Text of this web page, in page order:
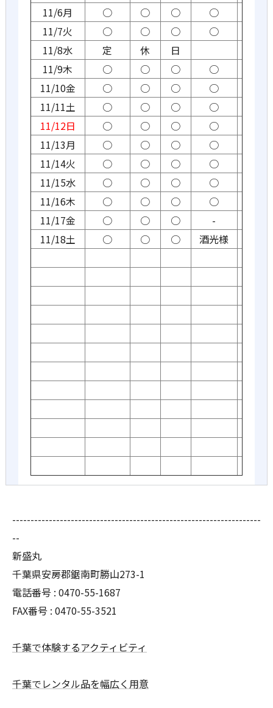
11/6月
○ ○ ○
○
11/7火
○ ○ ○
○
11/8水
定 休
日
11/9木
○ ○ ○
○
11/10金
○ ○ ○
○
11/11土
○ ○ ○
○
11/12日
○ ○ ○
○
11/13月
○ ○ ○
○
11/14火
○ ○ ○
○
11/15水
○ ○ ○
○
11/16木
○ ○ ○
○
11/17金
○ ○ ○
-
11/18土
○ ○ ○ 酒光様
--------------------------------------------------------------------
--
新盛丸
千葉県安房郡鋸南町勝山273-1
電話番号 : 0470-55-1687
FAX番号 : 0470-55-3521
千葉で体験するアクティビティ
千葉でレンタル品を幅広く用意